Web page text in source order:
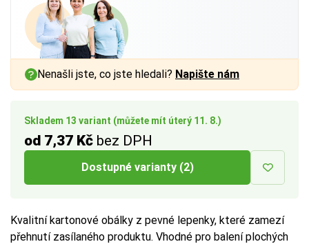
Skladem 13 variant (můžete mít úterý 11. 8.)
od 7,37 Kč bez DPH
Dostupné varianty (2)
Kvalitní kartonové obálky z pevné lepenky, které zamezí
přehnutí zasílaného produktu. Vhodné pro balení plochých
Nenašli jste, co jste hledali? Napište nám